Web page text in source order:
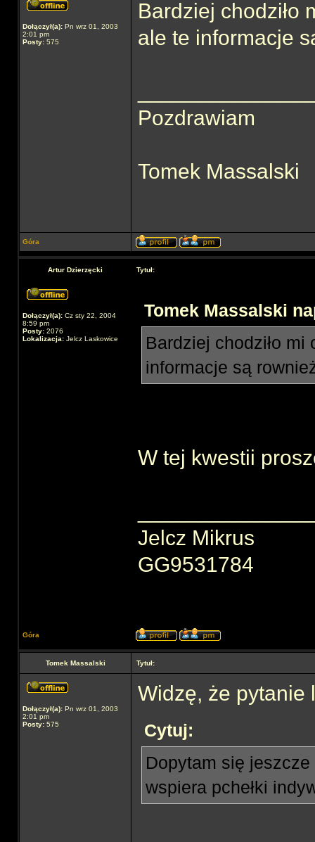
Dołączył(a): Pn wrz 01, 2003
2:01 pm
Posty: 575
Bardziej chodziło
ale te informacje
Pozdrawiam
Tomek Massalski
Góra
Artur Dzierzęcki Tytuł:
Dołączył(a): Cz sty 22, 2004
8:59 pm
Posty: 2076
Lokalizacja: Jelcz Laskowice
Tomek Massalski
Bardziej chodziło
informacje są
W tej kwestii
Jelcz Mikrus
GG9531784
Góra
Tomek Massalski Tytuł:
Dołączył(a): Pn wrz 01, 2003
2:01 pm
Posty: 575
Widzę, że pytanie
Cytuj:
Dopytam się
wspiera pchełki